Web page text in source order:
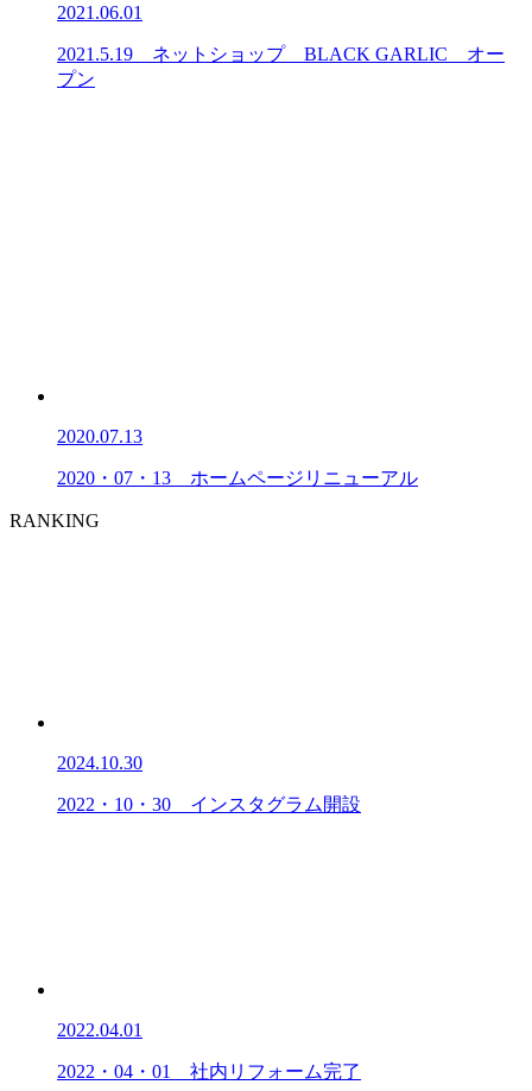
2021.06.01
2021.5.19 ネットショップ BLACK GARLIC オー
プン
2020.07.13
2020・07・13 ホームページリニューアル
RANKING
2024.10.30
2022・10・30 インスタグラム開設
2022.04.01
2022・04・01 社内リフォーム完了